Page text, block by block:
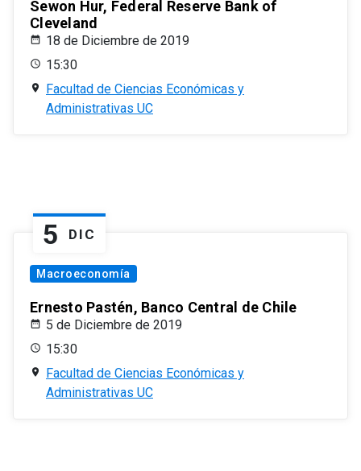
Sewon Hur, Federal Reserve Bank of
Cleveland
18 de Diciembre de 2019
15:30
Facultad de Ciencias Económicas y
Administrativas UC
5 DIC
Macroeconomía
Ernesto Pastén, Banco Central de Chile
5 de Diciembre de 2019
15:30
Facultad de Ciencias Económicas y
Administrativas UC